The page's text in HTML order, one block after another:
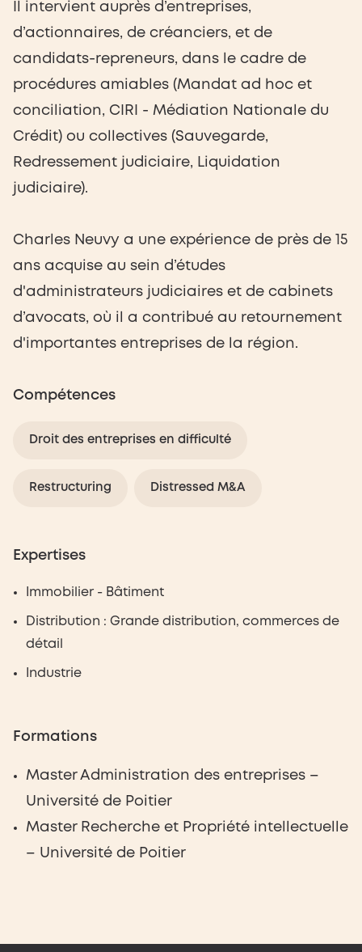
Il intervient auprès d’entreprises,
d’actionnaires, de créanciers, et de
candidats-repreneurs, dans le cadre de
procédures amiables (Mandat ad hoc et
conciliation, CIRI - Médiation Nationale du
Crédit) ou collectives (Sauvegarde,
Redressement judiciaire, Liquidation
judiciaire).
Charles Neuvy a une expérience de près de 15
ans acquise au sein d’études
d'administrateurs judiciaires et de cabinets
d’avocats, où il a contribué au retournement
d'importantes entreprises de la région.
Compétences
Droit des entreprises en difficulté
Restructuring Distressed M&A
Expertises
Immobilier - Bâtiment
Distribution : Grande distribution, commerces de
détail
Industrie
Formations
Master Administration des entreprises –
Université de Poitier
Master Recherche et Propriété intellectuelle
– Université de Poitier